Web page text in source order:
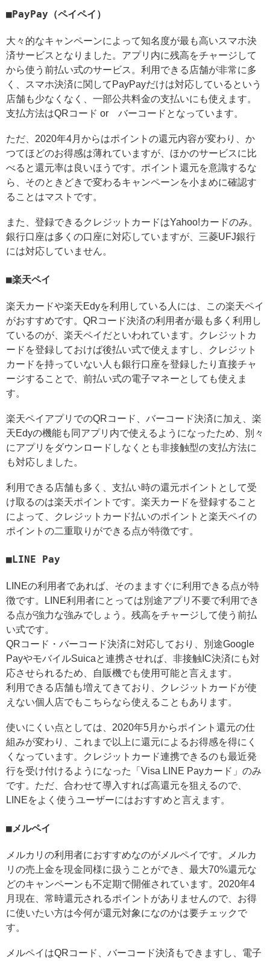
PayPay（ペイペイ）
大々的なキャンペーンによって知名度が最も高いスマホ決
済サービスとなりました。アプリ内に残高をチャージして
から使う前払い式のサービス。利用できる店舗が非常に多
く、スマホ決済に関してPayPayだけは対応しているという
店舗も少なくなく、一部公共料金の支払いにも使えます。
支払方法はQRコード or バーコードとなっています。
ただ、2020年4月からはポイントの還元内容が変わり、か
つてほどのお得感は薄れていますが、ほかのサービスに比
べると還元率は良いほうです。ポイント還元を意識するな
ら、そのときどきで変わるキャンペーンを小まめに確認す
ることはマストです。
また、登録できるクレジットカードはYahoo!カードのみ。
銀行口座は多くの口座に対応していますが、三菱UFJ銀行
には対応していません。
楽天ペイ
楽天カードや楽天Edyを利用している人には、この楽天ペイ
がおすすめです。QRコード決済の利用者が最も多く利用し
ているのが、楽天ペイだといわれています。クレジットカ
ードを登録しておけば後払い式で使えますし、クレジット
カードを持っていない人も銀行口座を登録したり直接チャ
ージすることで、前払い式の電子マネーとしても使えま
す。
楽天ペイアプリでのQRコード、バーコード決済に加え、楽
天Edyの機能も同アプリ内で使えるようになったため、別々
にアプリをダウンロードしなくとも非接触型の支払方法に
も対応しました。
利用できる店舗も多く、支払い時の還元ポイントとして受
け取るのは楽天ポイントです。楽天カードを登録すること
によって、クレジットカード払いのポイントと楽天ペイの
ポイントの二重取りができる点が特徴です。
LINE Pay
LINEの利用者であれば、そのまますぐに利用できる点が特
徴です。LINE利用者にとっては別途アプリ不要で利用でき
る点が強力な強みでしょう。残高をチャージして使う前払
い式です。
QRコード・バーコード決済に対応しており、別途Google
PayやモバイルSuicaと連携させれば、非接触IC決済にも対
応させられるため、自販機でも使用可能と言えます。
利用できる店舗も増えてきており、クレジットカードが使
えない個人店でもこちらなら使えることもあります。
使いにくい点としては、2020年5月からポイント還元の仕
組みが変わり、これまで以上に還元によるお得感を得にく
くなっています。クレジットカード連携できるのも最近発
行を受け付けるようになった「Visa LINE Payカード」のみ
です。ただ、合わせて導入すれば高還元を狙えるので、
LINEをよく使うユーザーにはおすすめと言えます。
メルペイ
メルカリの利用者におすすめなのがメルペイです。メルカ
リの売上金を現金同様に扱うことができ、最大70%還元な
どのキャンペーンも不定期で開催されています。2020年4
月現在、常時還元されるポイントがありませんので、お得
に使いたい方は今何が還元対象になのかは要チェックで
す。
メルペイはQRコード、バーコード決済もできますし、電子